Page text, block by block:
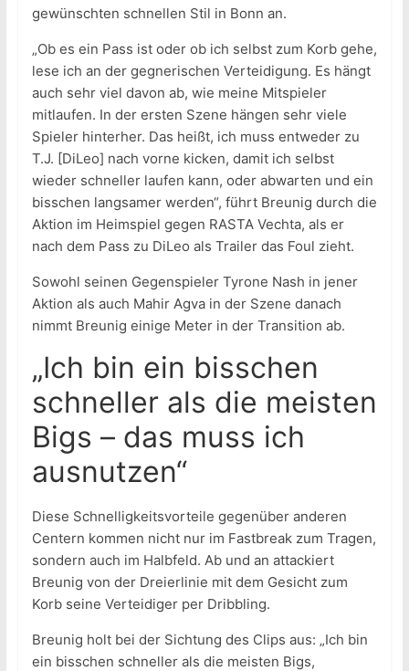
gewünschten schnellen Stil in Bonn an.
„Ob es ein Pass ist oder ob ich selbst zum Korb gehe,
lese ich an der gegnerischen Verteidigung. Es hängt
auch sehr viel davon ab, wie meine Mitspieler
mitlaufen. In der ersten Szene hängen sehr viele
Spieler hinterher. Das heißt, ich muss entweder zu
T.J. [DiLeo] nach vorne kicken, damit ich selbst
wieder schneller laufen kann, oder abwarten und ein
bisschen langsamer werden“, führt Breunig durch die
Aktion im Heimspiel gegen RASTA Vechta, als er
nach dem Pass zu DiLeo als Trailer das Foul zieht.
Sowohl seinen Gegenspieler Tyrone Nash in jener
Aktion als auch Mahir Agva in der Szene danach
nimmt Breunig einige Meter in der Transition ab.
„Ich bin ein bisschen
schneller als die meisten
Bigs – das muss ich
ausnutzen“
Diese Schnelligkeitsvorteile gegenüber anderen
Centern kommen nicht nur im Fastbreak zum Tragen,
sondern auch im Halbfeld. Ab und an attackiert
Breunig von der Dreierlinie mit dem Gesicht zum
Korb seine Verteidiger per Dribbling.
Breunig holt bei der Sichtung des Clips aus: „Ich bin
ein bisschen schneller als die meisten Bigs,